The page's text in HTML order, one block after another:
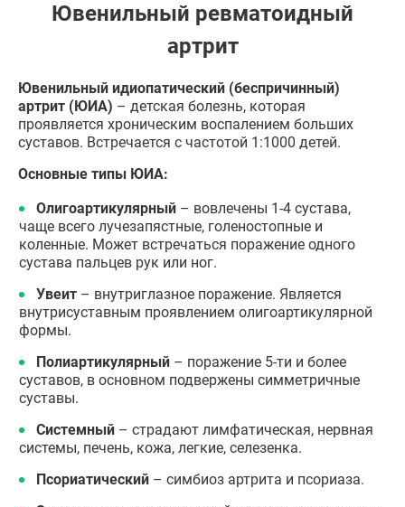
Ювенильный ревматоидный
артрит
Ювенильный идиопатический (беспричинный)
артрит (ЮИА) – детская болезнь, которая
проявляется хроническим воспалением больших
суставов. Встречается с частотой 1:1000 детей.
Основные типы ЮИА:
Олигоартикулярный – вовлечены 1-4 сустава,
чаще всего лучезапястные, голеностопные и
коленные. Может встречаться поражение одного
сустава пальцев рук или ног.
Увеит – внутриглазное поражение. Является
внутрисуставным проявлением олигоартикулярной
формы.
Полиартикулярный – поражение 5-ти и более
суставов, в основном подвержены симметричные
суставы.
Системный – страдают лимфатическая, нервная
системы, печень, кожа, легкие, селезенка.
Псориатический – симбиоз артрита и псориаза.